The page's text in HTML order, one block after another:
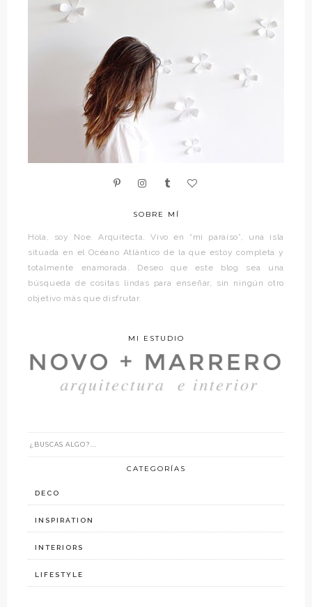
SOBRE MÍ
Hola, soy Noe. Arquitecta. Vivo en “mi paraíso”, una isla
situada en el Océano Atlántico de la que estoy completa y
totalmente enamorada. Deseo que este blog sea una
búsqueda de cositas lindas para enseñar, sin ningún otro
objetivo más que disfrutar.
MI ESTUDIO
CATEGORÍAS
DECO
INSPIRATION
INTERIORS
LIFESTYLE